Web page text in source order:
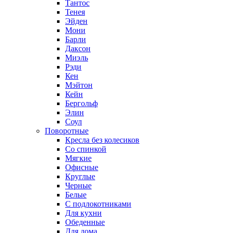
Тантос
Тенея
Эйден
Мони
Барли
Даксон
Миэль
Рэди
Кен
Мэйтон
Кейн
Бергольф
Элин
Соул
Поворотные
Кресла без колесиков
Со спинкой
Мягкие
Офисные
Круглые
Черные
Белые
С подлокотниками
Для кухни
Обеденные